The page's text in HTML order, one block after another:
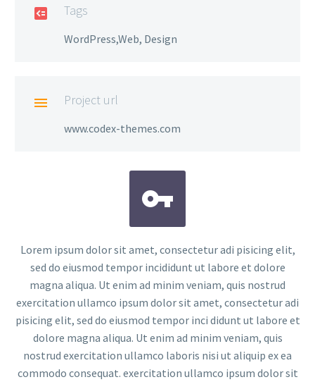
 Tags
WordPress,Web, Design
 Project url
www.codex-themes.com


Lorem ipsum dolor sit amet, consectetur adi pisicing elit,
sed do eiusmod tempor incididunt ut labore et dolore
magna aliqua. Ut enim ad minim veniam, quis nostrud
exercitation ullamco ipsum dolor sit amet, consectetur adi
pisicing elit, sed do eiusmod tempor inci didunt ut labore et
dolore magna aliqua. Ut enim ad minim veniam, quis
nostrud exercitation ullamco laboris nisi ut aliquip ex ea
commodo consequat. exercitation ullamco ipsum dolor sit